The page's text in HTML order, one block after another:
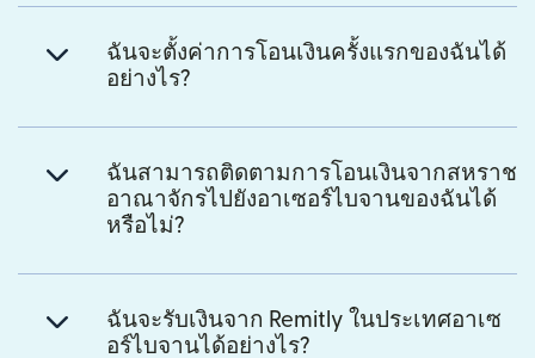
ฉันจะตั้งค่าการโอนเงินครั้งแรกของฉันได้
อย่างไร?
ฉันสามารถติดตามการโอนเงินจากสหราช
อาณาจักรไปยังอาเซอร์ไบจานของฉันได้
หรือไม่?
ฉันจะรับเงินจาก Remitly ในประเทศอาเซ
อร์ไบจานได้อย่างไร?